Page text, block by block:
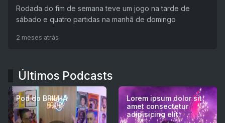
Rodada do fim de semana teve um jogo na tarde de
sábado e quatro partidas na manhã de domingo
2 meses atrás
Últimos Podcasts
Pod do BRILHA
Lorem ipsum dolor sit
amet consectetur
adipisicing elit.